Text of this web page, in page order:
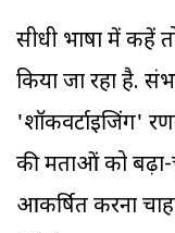
सीधी भाषा में कहें
किया जा रहा है.
'शॉकवर्टाइजिंग'
की क्षमताओं को
आकर्षित करना